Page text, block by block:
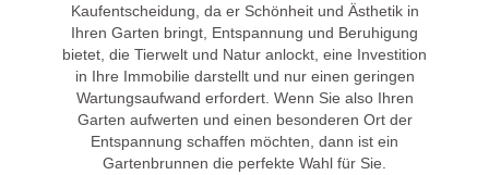
Kaufentscheidung, da er Schönheit und Ästhetik in
Ihren Garten bringt, Entspannung und Beruhigung
bietet, die Tierwelt und Natur anlockt, eine Investition
in Ihre Immobilie darstellt und nur einen geringen
Wartungsaufwand erfordert. Wenn Sie also Ihren
Garten aufwerten und einen besonderen Ort der
Entspannung schaffen möchten, dann ist ein
Gartenbrunnen die perfekte Wahl für Sie.